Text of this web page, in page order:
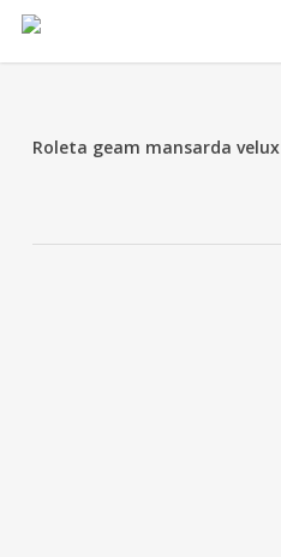
Skip
Roleta geam mansarda velux